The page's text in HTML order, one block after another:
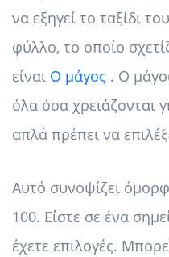
να εξηγεί το ταξίδι
φύλλο, το οποίο
είναι Ο μάγος . Ο
όλα όσα χρειάζονται
απλά πρέπει να
Αυτό συνοψίζει
100. Είστε σε ένα
έχετε επιλογές.